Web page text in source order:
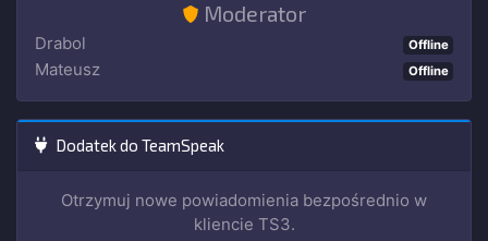
Moderator
Drabol Offline
Mateusz Offline
Dodatek do TeamSpeak
Otrzymuj nowe powiadomienia bezpośrednio w
kliencie TS3.